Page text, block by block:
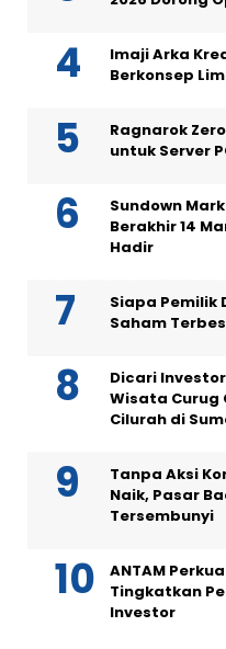
Imaji Arka
Berkonsep
Ragnarok
untuk Server
Sundown
Berakhir 14
Hadir
Siapa Pemilik
Saham
Dicari
Wisata Curug
Cilurah di
Tanpa Aksi
Naik, Pasar
Tersembunyi
ANTAM
Tingkatkan
Investor